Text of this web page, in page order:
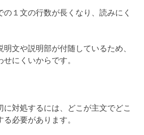
の１文の行数が長くなり、読みにく
明文や説明部が付随しているため、
にくいからです。
に対処するには、どこが主文でどこ
必要があります。